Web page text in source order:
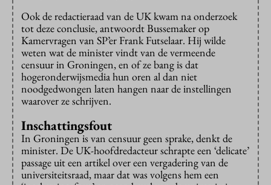
Ook de redactieraad van de UK kwam na onderzoek
tot deze conclusie, antwoordt Bussemaker op
Kamervragen van SP’er Frank Futselaar. Hij wilde
weten wat de minister vindt van de vermeende
censuur in Groningen, en of ze bang is dat
hogeronderwijsmedia hun oren al dan niet
noodgedwongen laten hangen naar de instellingen
waarover ze schrijven.
Inschattingsfout
In Groningen is van censuur geen sprake, denkt de
minister. De UK-hoofdredacteur schrapte een ‘delicate’
passage uit een artikel over een vergadering van de
universiteitsraad, maar dat was volgens hem een